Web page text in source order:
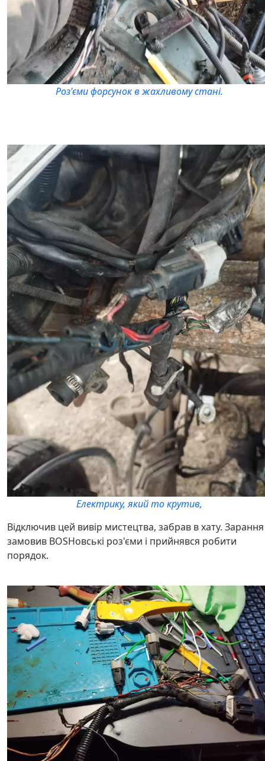
Роз'єми форсунок в жахливому стані.
Електрику, який то крутив,
Відключив цей вивір мистецтва, забрав в хату. Зарання
замовив BOSHовські роз'єми і прийнявся робити
порядок.